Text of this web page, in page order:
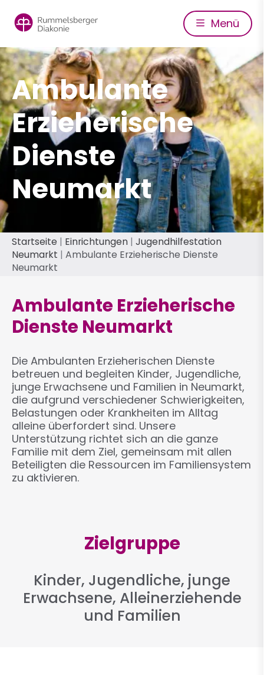
zum
Inhalt
Menü
Ambulante
Erzieherische
Dienste
Neumarkt
Pfadnavigation
Startseite Einrichtungen Jugendhilfestation
Neumarkt
Ambulante Erzieherische Dienste
Neumarkt
Ambulante Erzieherische
Dienste Neumarkt
Die Ambulanten Erzieherischen Dienste
betreuen und begleiten Kinder, Jugendliche,
junge Erwachsene und Familien in Neumarkt,
die aufgrund verschiedener Schwierigkeiten,
Belastungen oder Krankheiten im Alltag
alleine überfordert sind. Unsere
Unterstützung richtet sich an die ganze
Familie mit dem Ziel, gemeinsam mit allen
Beteiligten die Ressourcen im Familiensystem
zu aktivieren.
Zielgruppe
Kinder, Jugendliche, junge
Erwachsene, Alleinerziehende
und Familien